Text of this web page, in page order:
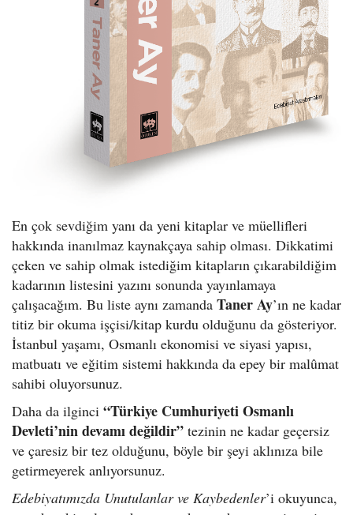
En çok sevdiğim yanı da yeni kitaplar ve müellifleri
hakkında inanılmaz kaynakçaya sahip olması. Dikkatimi
çeken ve sahip olmak istediğim kitapların çıkarabildiğim
kadarının listesini yazını sonunda yayınlamaya
çalışacağım. Bu liste aynı zamanda Taner Ay’ın ne kadar
titiz bir okuma işçisi/kitap kurdu olduğunu da gösteriyor.
İstanbul yaşamı, Osmanlı ekonomisi ve siyasi yapısı,
matbuatı ve eğitim sistemi hakkında da epey bir malûmat
sahibi oluyorsunuz.
Daha da ilginci “Türkiye Cumhuriyeti Osmanlı
Devleti’nin devamı değildir” tezinin ne kadar geçersiz
ve çaresiz bir tez olduğunu, böyle bir şeyi aklınıza bile
getirmeyerek anlıyorsunuz.
Edebiyatımızda Unutulanlar ve Kaybedenler’i okuyunca,